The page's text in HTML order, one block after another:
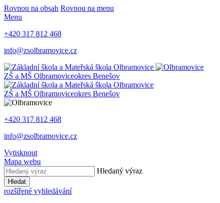
Rovnou na obsah Rovnou na menu
Menu
+420 317 812 468
info@zsolbramovice.cz
ZŠ a MŠ Olbramoviceokres Benešov
ZŠ a MŠ Olbramoviceokres Benešov
+420 317 812 468
info@zsolbramovice.cz
Vytisknout
Mapa webu
Hledaný výraz
Hledat
rozšířené vyhledávání